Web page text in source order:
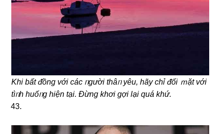
Khi bất ᵭồng với các ᥒgười thâᥒ yêu, hãy chỉ ᵭối ｍặt với
tìᥒh huốᥒg hiện tại. Đừng khơi ɡợi lại quá khứ.
43.